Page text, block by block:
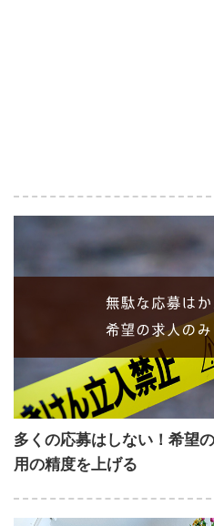
多くの応募はしない！希望
用の精度を上げる